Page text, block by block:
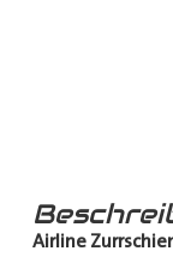
Airline